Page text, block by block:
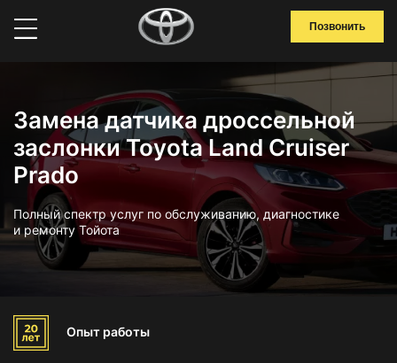
Позвонить
Замена датчика дроссельной
заслонки Toyota Land Cruiser
Prado
Полный спектр услуг по обслуживанию, диагностике
и ремонту Тойота
Опыт работы